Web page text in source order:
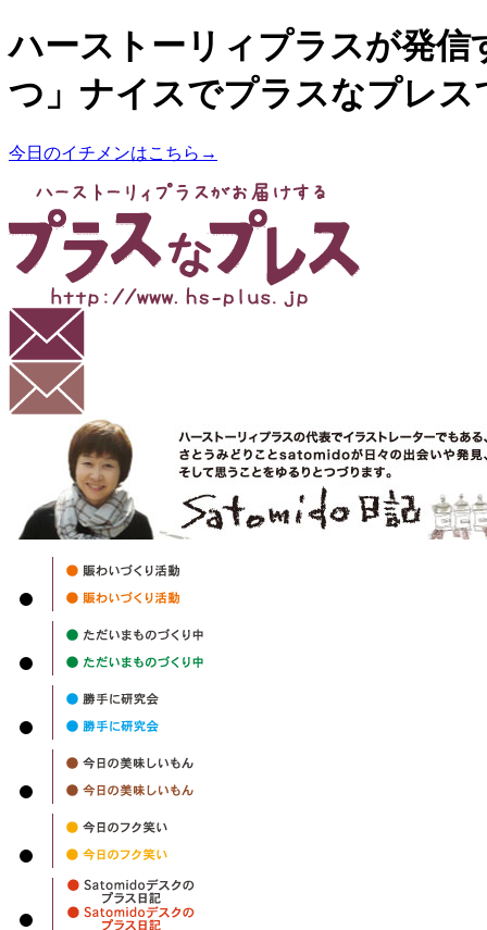
ハーストーリィプラスが発信
つ」ナイスでプラスなプレス
今日のイチメンはこちら→